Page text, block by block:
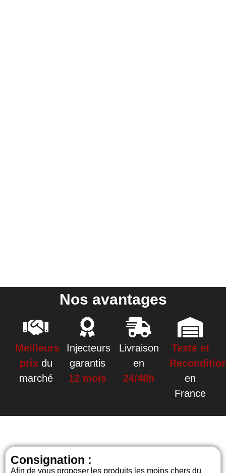
Nos avantages
Meilleurs
prixdu
marché
Injecteurs
garantis
12 mois
Livraison
en
24/48h
Testé et
en
France
Consignation :
Afin de vous proposer les produits les moins chers du